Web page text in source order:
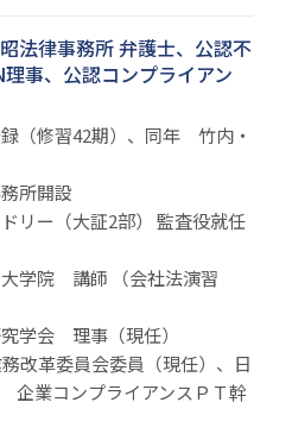
法律事務所 弁護士、公認不
事、公認コンプライアン
（修習42期）、同年 竹内・
所開設
リー（大証2部） 監査役就任
学院 講師 （会社法演習
学会 理事（現任）
革委員会委員（現任）、日
企業コンプライアンスＰＴ幹